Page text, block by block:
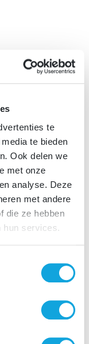
te
te bieden
Ook delen we
met onze
analyse. Deze
met andere
die ze hebben
hun services.
RedditSnapchat
binnen enkele
Lees